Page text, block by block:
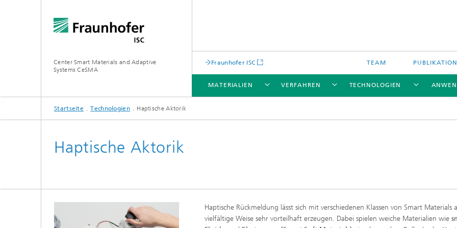
Center Smart Materials and Adaptive
Systems CeSMA
Fraunhofer ISC TEAM
MATERIALIEN
MATERIALIEN
VERFAHREN
VERFAHREN
TECHNOLOGIEN
TECHNOLOGIEN
ANWENDUNGEN
LEISTUNGEN
PROJEKTE
Startseite Technologien Haptische Aktorik
Haptische Aktorik
Haptische Rückmeldung lässt sich mit verschiedenen Klassen von Smart Materials
vielfältige Weise sehr vorteilhaft erzeugen. Dabei spielen weiche Materialien wie